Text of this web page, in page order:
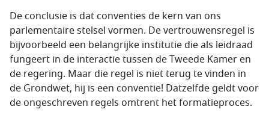
De conclusie is dat conventies de kern van ons
parlementaire stelsel vormen. De vertrouwensregel is
bijvoorbeeld een belangrijke institutie die als leidraad
fungeert in de interactie tussen de Tweede Kamer en
de regering. Maar die regel is niet terug te vinden in
de Grondwet, hij is een conventie! Datzelfde geldt voor
de ongeschreven regels omtrent het formatieproces.